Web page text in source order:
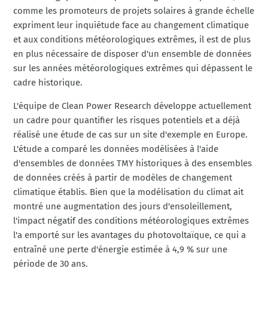
comme les promoteurs de projets solaires à grande échelle
expriment leur inquiétude face au changement climatique
et aux conditions météorologiques extrêmes, il est de plus
en plus nécessaire de disposer d'un ensemble de données
sur les années météorologiques extrêmes qui dépassent le
cadre historique.
L'équipe de Clean Power Research développe actuellement
un cadre pour quantifier les risques potentiels et a déjà
réalisé une étude de cas sur un site d'exemple en Europe.
L'étude a comparé les données modélisées à l'aide
d'ensembles de données TMY historiques à des ensembles
de données créés à partir de modèles de changement
climatique établis. Bien que la modélisation du climat ait
montré une augmentation des jours d'ensoleillement,
l'impact négatif des conditions météorologiques extrêmes
l'a emporté sur les avantages du photovoltaïque, ce qui a
entraîné une perte d'énergie estimée à 4,9 % sur une
période de 30 ans.